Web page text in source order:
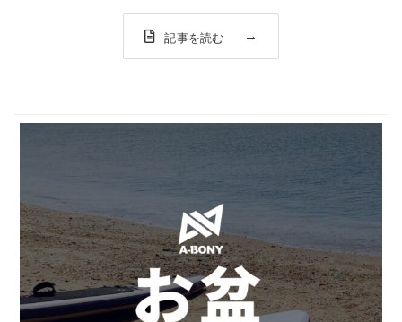
にお立ち寄りください。皆さまのご...
記事を読む